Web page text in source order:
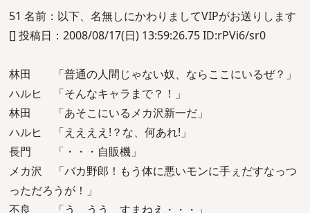
51 名前：以下、名無しにかわりましてVIPがお送りします
[] 投稿日：2008/08/17(日) 13:59:26.75 ID:rPVi6/sr0
林田 「普通の人間じゃない奴、ならここにいるぜ？」
ハルヒ 「そんなキャラまで？！」
林田 「あそこにいるメカ沢新一だ」
ハルヒ 「ええええ!？な、何あれ!」
長門 「・・・自販機」
メカ沢 「バカ野郎！もう体に悪いモンに手ぇだすなっつ
っただろうが！」
不良 「う、うう、すまねえ・・・」